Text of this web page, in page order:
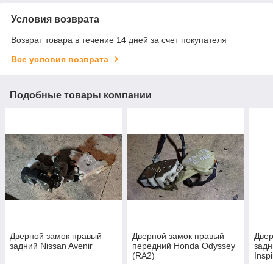
Условия возврата
Возврат товара в течение 14 дней за счет покупателя
Все условия возврата
Подобные товары компании
Дверной замок правый
задний Nissan Avenir
Дверной замок правый
передний Honda Odyssey
(RA2)